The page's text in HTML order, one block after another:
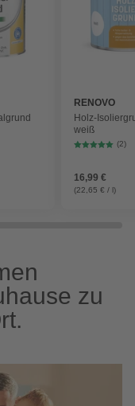
RENOVO
Holz-
weiß
(2)
16,99 €
(22,65 € / l)
zu